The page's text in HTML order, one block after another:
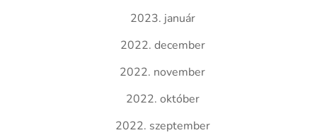
2023. január
2022. december
2022. november
2022. október
2022. szeptember